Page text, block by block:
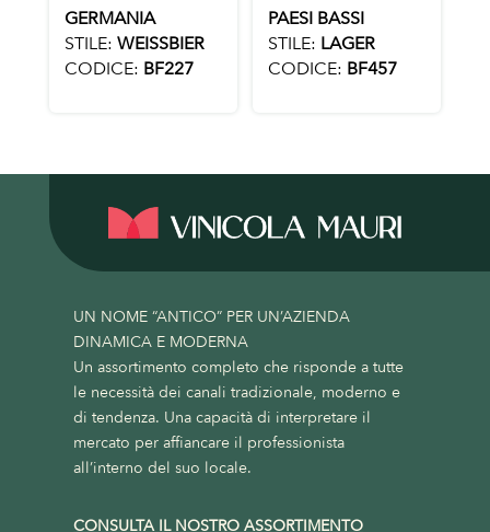
GERMANIA
STILE: WEISSBIER
CODICE: BF227
PAESI BASSI
STILE: LAGER
CODICE: BF457
UN NOME “ANTICO” PER UN’AZIENDA
DINAMICA E MODERNA
Un assortimento completo che risponde a tutte
le necessità dei canali tradizionale, moderno e
di tendenza. Una capacità di interpretare il
mercato per affiancare il professionista
all’interno del suo locale.
CONSULTA IL NOSTRO ASSORTIMENTO